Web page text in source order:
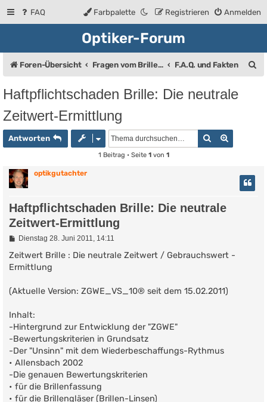
FAQ Anmelden
Registrieren
Farbpalette
Optiker-Forum
Foren-Übersicht Fragen vom Brillenträger an den Augenoptiker F.A.Q. und Fakten
Haftpflichtschaden Brille: Die neutrale
Zeitwert-Ermittlung
Antworten Suche
1 Beitrag • Seite 1von 1
optikgutachter
Haftpflichtschaden Brille: Die neutrale
Zeitwert-Ermittlung
B
i
r
g
Dienstag 28. Juni 2011, 14:11
Zeitwert Brille : Die neutrale Zeitwert / Gebrauchswert -
Ermittlung
(Aktuelle Version: ZGWE_VS_10® seit dem 15.02.2011)
Inhalt:
-Hintergrund zur Entwicklung der "ZGWE"
-Bewertungskriterien in Grundsatz
-Der "Unsinn" mit dem Wiederbeschaffungs-Rythmus
• Allensbach 2002
-Die genauen Bewertungskriterien
• für die Brillenfassung
• für die Brillengläser (Brillen-Linsen)